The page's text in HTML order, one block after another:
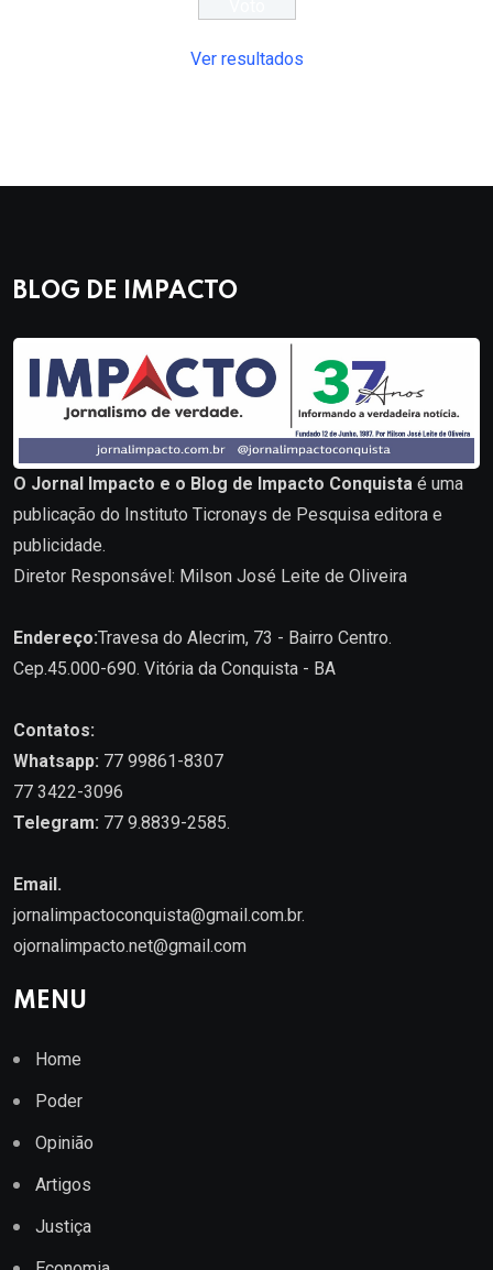
Ver resultados
BLOG DE IMPACTO
O Jornal Impacto e o Blog de Impacto Conquista é uma
publicação do Instituto Ticronays de Pesquisa editora e
publicidade.
Diretor Responsável: Milson José Leite de Oliveira
Endereço:Travesa do Alecrim, 73 - Bairro Centro.
Cep.45.000-690. Vitória da Conquista - BA
Contatos:
Whatsapp: 77 99861-8307
77 3422-3096
Telegram: 77 9.8839-2585.
Email.
jornalimpactoconquista@gmail.com.br.
ojornalimpacto.net@gmail.com
MENU
Home
Poder
Opinião
Artigos
Justiça